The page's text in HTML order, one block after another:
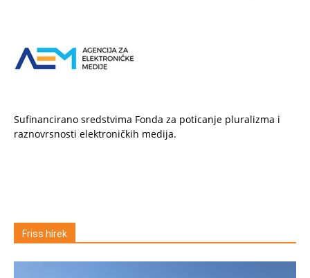
Sufinancirano sredstvima Fonda za poticanje pluralizma i
raznovrsnosti elektroničkih medija.
Friss hírek